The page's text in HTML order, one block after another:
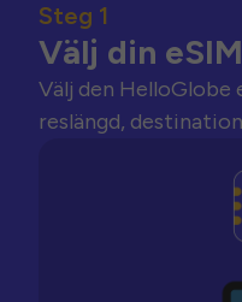
Steg 1
Välj din
Välj den HelloGlobe
reslängd,